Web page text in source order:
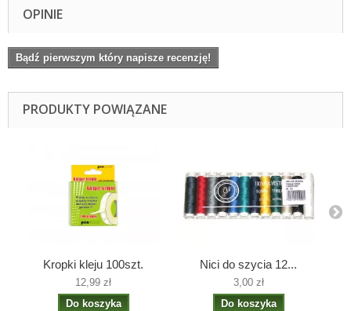
OPINIE
Bądź pierwszym który napisze recenzję!
PRODUKTY POWIĄZANE
Kropki kleju 100szt.
12,99 zł
Do koszyka
Nici do szycia 12...
3,00 zł
Do koszyka